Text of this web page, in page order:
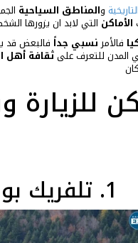
والمناطق السياحية
الأماكن التي لابد ان يزورها
فالأمر نسبي جداً فالبعض قد
المدن للتعرف علىثقافة أهل